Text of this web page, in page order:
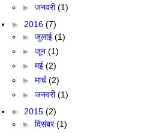
► जनवरी(1)
► 2016 (7)
► जुलाई (1)
► जून (1)
► मई (2)
► मार्च (2)
► जनवरी(1)
► 2015 (2)
► दिसंबर(1)